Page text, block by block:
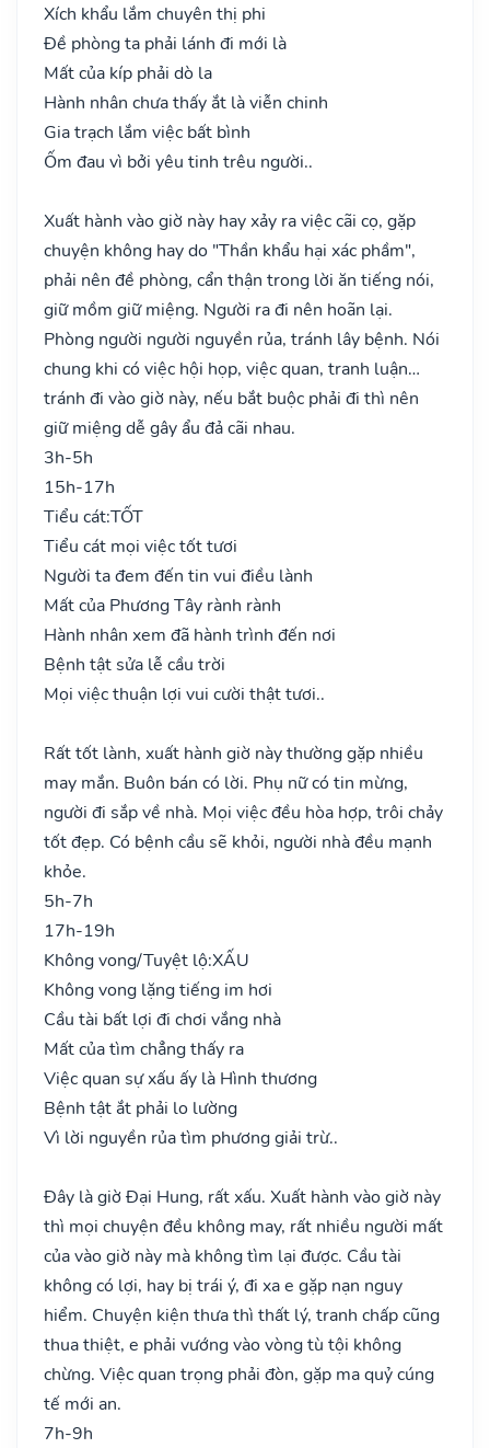
Xích khẩu lắm chuyên thị phi
Đề phòng ta phải lánh đi mới là
Mất của kíp phải dò la
Hành nhân chưa thấy ắt là viễn chinh
Gia trạch lắm việc bất bình
Ốm đau vì bởi yêu tinh trêu người..
Xuất hành vào giờ này hay xảy ra việc cãi cọ, gặp
chuyện không hay do "Thần khẩu hại xác phầm",
phải nên đề phòng, cẩn thận trong lời ăn tiếng nói,
giữ mồm giữ miệng. Người ra đi nên hoãn lại.
Phòng người người nguyền rủa, tránh lây bệnh. Nói
chung khi có việc hội họp, việc quan, tranh luận…
tránh đi vào giờ này, nếu bắt buộc phải đi thì nên
giữ miệng dễ gây ẩu đả cãi nhau.
3h-5h
15h-17h
Tiểu cát:TỐT
Tiểu cát mọi việc tốt tươi
Người ta đem đến tin vui điều lành
Mất của Phương Tây rành rành
Hành nhân xem đã hành trình đến nơi
Bệnh tật sửa lễ cầu trời
Mọi việc thuận lợi vui cười thật tươi..
Rất tốt lành, xuất hành giờ này thường gặp nhiều
may mắn. Buôn bán có lời. Phụ nữ có tin mừng,
người đi sắp về nhà. Mọi việc đều hòa hợp, trôi chảy
tốt đẹp. Có bệnh cầu sẽ khỏi, người nhà đều mạnh
khỏe.
5h-7h
17h-19h
Không vong/Tuyệt lộ:XẤU
Không vong lặng tiếng im hơi
Cầu tài bất lợi đi chơi vắng nhà
Mất của tìm chẳng thấy ra
Việc quan sự xấu ấy là Hình thương
Bệnh tật ắt phải lo lường
Vì lời nguyền rủa tìm phương giải trừ..
Đây là giờ Đại Hung, rất xấu. Xuất hành vào giờ này
thì mọi chuyện đều không may, rất nhiều người mất
của vào giờ này mà không tìm lại được. Cầu tài
không có lợi, hay bị trái ý, đi xa e gặp nạn nguy
hiểm. Chuyện kiện thưa thì thất lý, tranh chấp cũng
thua thiệt, e phải vướng vào vòng tù tội không
chừng. Việc quan trọng phải đòn, gặp ma quỷ cúng
tế mới an.
7h-9h